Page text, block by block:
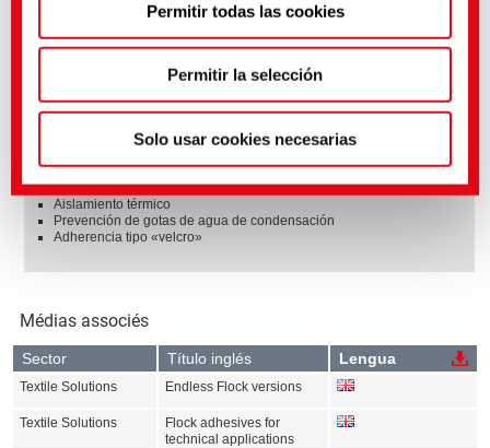
política de privacidad.(Impresión)
Permitir todas las cookies
Permitir la selección
Solo usar cookies necesarias
resistentes al calor y al frío
Los sistemas de flocado son verdaderos multiusos
Transmisión de fuerza sin deslizamiento
Reducción del ruido ambiental
Tacto más agradable
Aislamiento térmico
Prevención de gotas de agua de condensación
Adherencia tipo «velcro»
Médias associés
Sector Título inglés Lengua
Textile Solutions Endless Flock versions
Textile Solutions
Flock adhesives for
technical applications